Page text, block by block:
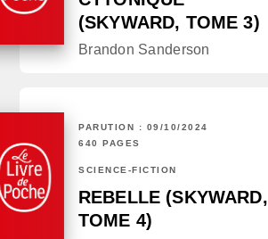
(SKYWARD, TOME 3)
Brandon Sanderson
PARUTION : 09/10/2024
640 PAGES
SCIENCE-FICTION
REBELLE (SKYWARD,
TOME 4)